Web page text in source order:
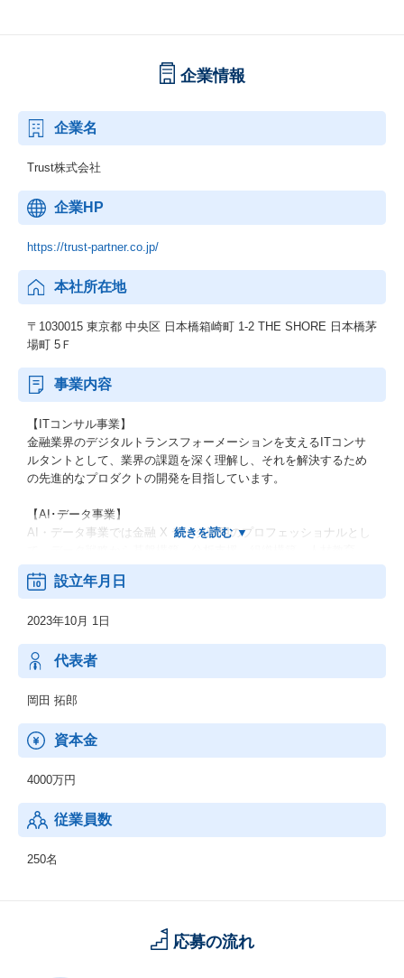
企業情報
企業名
Trust株式会社
企業HP
https://trust-partner.co.jp/
本社所在地
〒1030015 東京都 中央区 日本橋箱崎町 1-2 THE SHORE 日本橋茅
場町 5Ｆ
事業内容
【ITコンサル事業】
金融業界のデジタルトランスフォーメーションを支えるITコンサ
ルタントとして、業界の課題を深く理解し、それを解決するため
の先進的なプロダクトの開発を目指しています。
【AI･データ事業】
AI・データ事業では金融 X データ活用のプロフェッショナルとし
運用までを一気通貫で支援しております。
「レガシーからデータへ」楽しく豊かな金融を実現する事務局事
業は、この思いを胸に、金融デジタルの発展をサポートしており
ます。
設立年月日
2023年10月 1日
代表者
岡田 拓郎
資本金
4000万円
従業員数
250名
応募の流れ